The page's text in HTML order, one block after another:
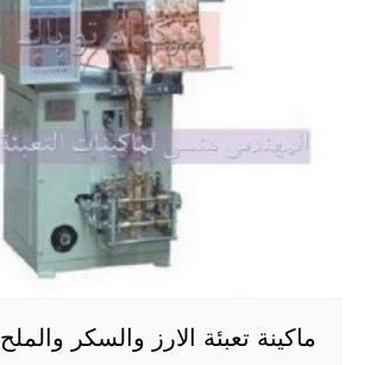
ماكينة تعبئة الارز والسكر والملح